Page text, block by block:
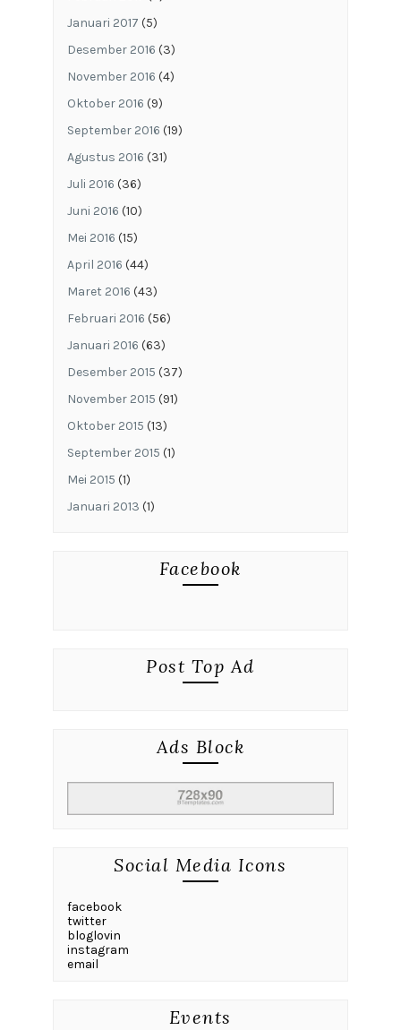
Januari 2017 (5)
Desember 2016 (3)
November 2016 (4)
Oktober 2016 (9)
September 2016 (19)
Agustus 2016 (31)
Juli 2016 (36)
Juni 2016 (10)
Mei 2016 (15)
April 2016 (44)
Maret 2016 (43)
Februari 2016 (56)
Januari 2016 (63)
Desember 2015 (37)
November 2015 (91)
Oktober 2015 (13)
September 2015 (1)
Mei 2015 (1)
Januari 2013 (1)
Facebook
Post Top Ad
Ads Block
Social Media Icons
facebook
twitter
bloglovin
instagram
email
Events